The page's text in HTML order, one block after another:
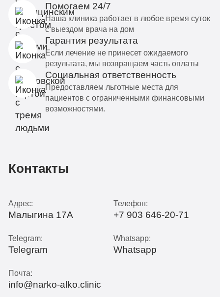
Помогаем 24/7
Наша клиника работает в любое время суток
с выездом врача на дом
Гарантия результата
Если лечение не принесет ожидаемого
результата, мы возвращаем часть оплаты
Социальная ответственность
Предоставляем льготные места для
пациентов с ограниченными финансовыми
возможностями.
Контакты
Адрес:
Малыгина 17А
Телефон:
+7 903 646-20-71
Telegram:
Telegram
Whatsapp:
Whatsapp
Почта:
info@narko-alko.clinic